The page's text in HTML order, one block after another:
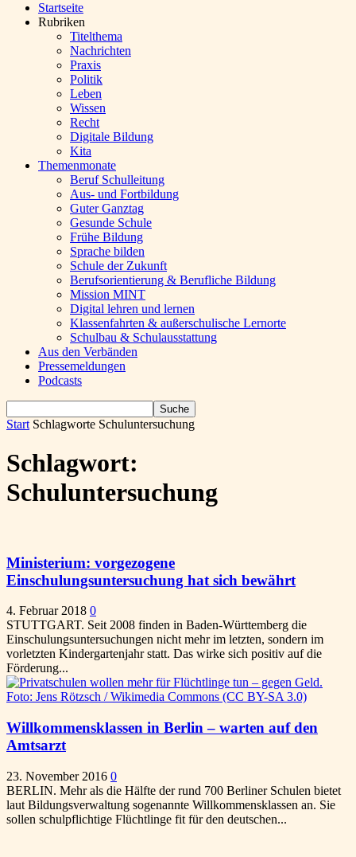
Startseite
Rubriken
Titelthema
Nachrichten
Praxis
Politik
Leben
Wissen
Recht
Digitale Bildung
Kita
Themenmonate
Beruf Schulleitung
Aus- und Fortbildung
Guter Ganztag
Gesunde Schule
Frühe Bildung
Sprache bilden
Schule der Zukunft
Berufsorientierung & Berufliche Bildung
Mission MINT
Digital lehren und lernen
Klassenfahrten & außerschulische Lernorte
Schulbau & Schulausstattung
Aus den Verbänden
Pressemeldungen
Podcasts
Start Schlagworte Schuluntersuchung
Schlagwort:
Schuluntersuchung
Ministerium: vorgezogene
Einschulungsuntersuchung hat sich bewährt
4. Februar 2018 0
STUTTGART. Seit 2008 finden in Baden-Württemberg die
Einschulungsuntersuchungen nicht mehr im letzten, sondern im
vorletzten Kindergartenjahr statt. Das wirke sich positiv auf die
Förderung...
Willkommensklassen in Berlin – warten auf den
Amtsarzt
23. November 2016 0
BERLIN. Mehr als die Hälfte der rund 700 Berliner Schulen bietet
laut Bildungsverwaltung sogenannte Willkommensklassen an. Sie
sollen schulpflichtige Flüchtlinge fit für den deutschen...